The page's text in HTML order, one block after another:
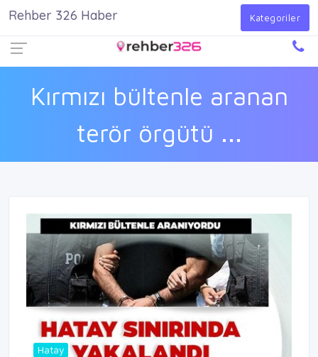
Giriş Yap
Kırmızı bültenle aranan
terör örgütü ...
Rehber 326 Haber Kategoriler
Hatay